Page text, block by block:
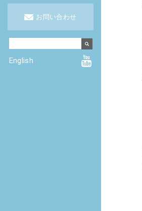
お問い合わせ
English